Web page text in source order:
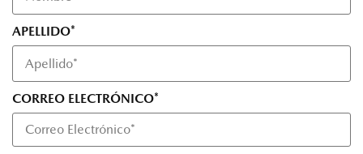
APELLIDO*
CORREO ELECTRÓNICO*